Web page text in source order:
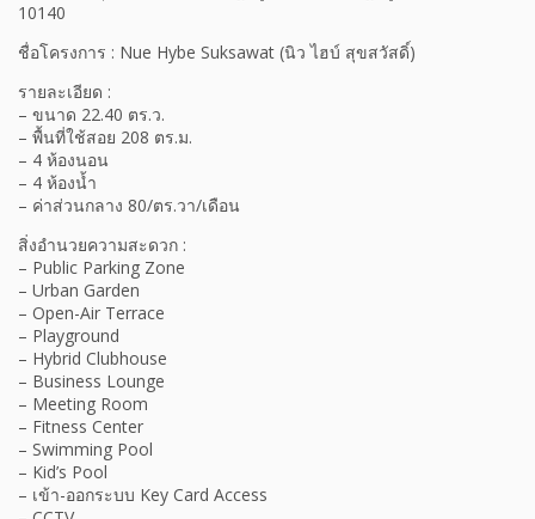
10140
ชื่อโครงการ : Nue Hybe Suksawat (นิว ไฮบ์ สุขสวัสดิ์)
รายละเอียด :
– ขนาด 22.40 ตร.ว.
– พื้นที่ใช้สอย 208 ตร.ม.
– 4 ห้องนอน
– 4 ห้องน้ำ
– ค่าส่วนกลาง 80/ตร.วา/เดือน
สิ่งอำนวยความสะดวก :
– Public Parking Zone
– Urban Garden
– Open-Air Terrace
– Playground
– Hybrid Clubhouse
– Business Lounge
– Meeting Room
– Fitness Center
– Swimming Pool
– Kid’s Pool
– เข้า-ออกระบบ Key Card Access